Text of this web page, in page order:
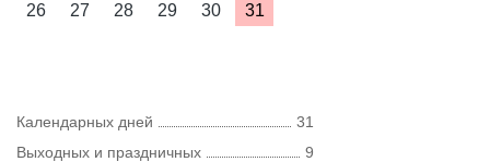
26
27 28 29 30 31
Календарных дней
31
Выходных и праздничных
9